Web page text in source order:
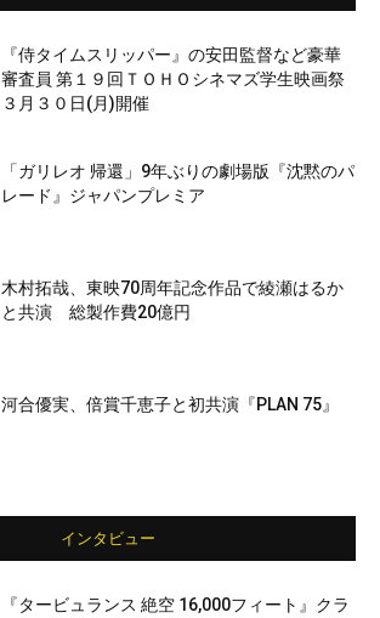
『侍タイムスリッパー』の安田監督など豪華
審査員 第１９回ＴＯＨＯシネマズ学生映画祭
３月３０日(月)開催
「ガリレオ 帰還」9年ぶりの劇場版『沈黙のパ
レード』ジャパンプレミア
木村拓哉、東映70周年記念作品で綾瀬はるか
と共演 総製作費20億円
河合優実、倍賞千恵子と初共演『PLAN 75』
インタビュー
『タービュランス 絶空 16,000フィート』クラ